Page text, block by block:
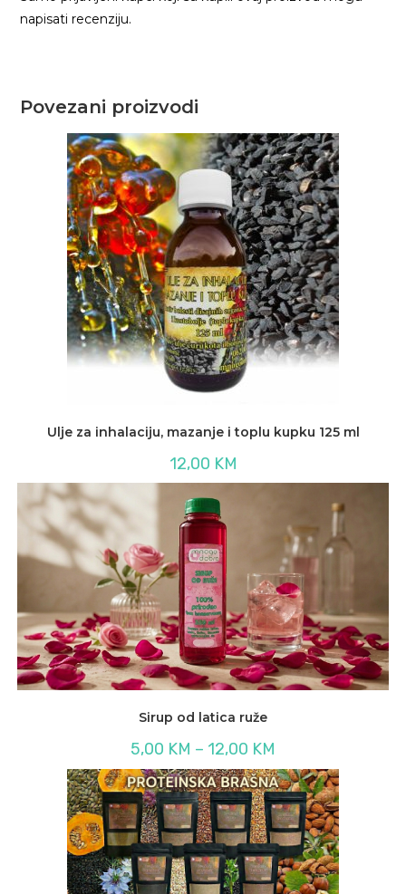
napisati recenziju.
Povezani proizvodi
Ulje za inhalaciju, mazanje i toplu kupku 125 ml
12,00 KM
Sirup od latica ruže
5,00 KM – 12,00 KM
od
5,00 KM
do
12,00 KM